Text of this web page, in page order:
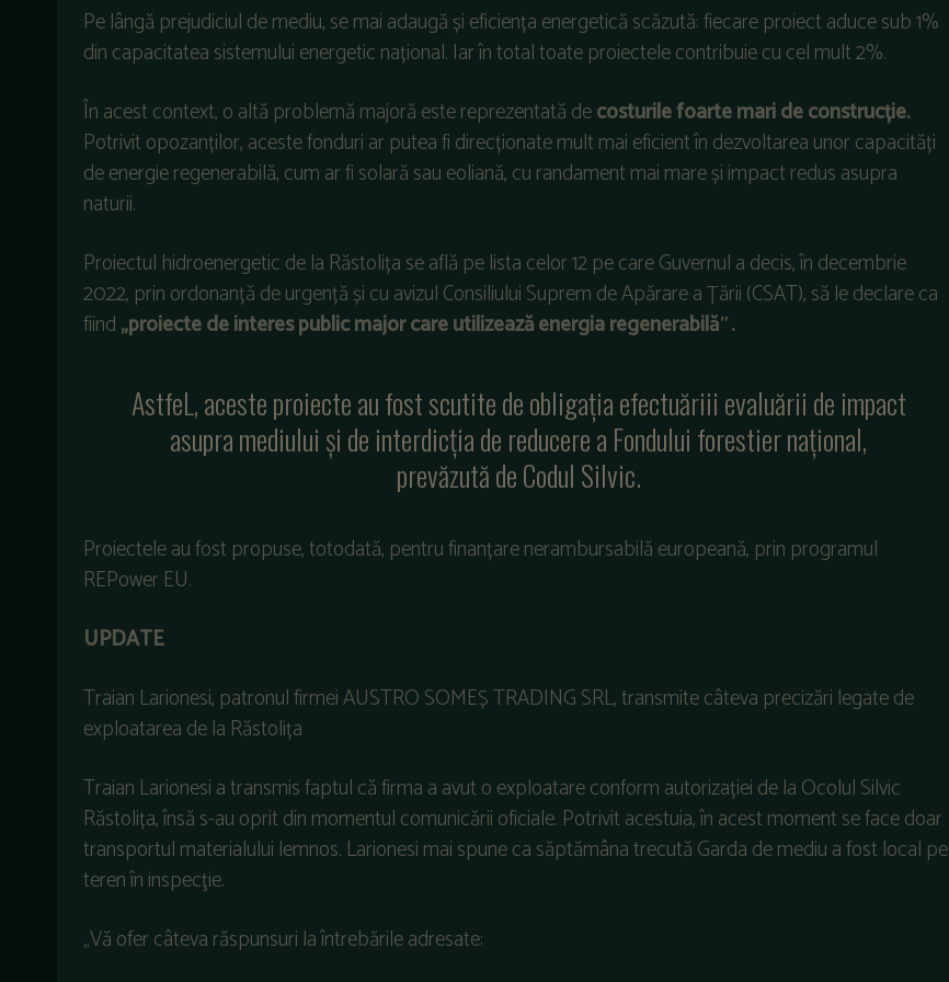
Pe lângă prejudiciul de mediu, se mai adaugă și eficiența energetică scăzută: fiecare proiect aduce sub 1%
din capacitatea sistemului energetic național. Iar în total toate proiectele contribuie cu cel mult 2%.
În acest context, o altă problemă majoră este reprezentată decosturile foarte mari de construcție.
Potrivit opozanților, aceste fonduri ar putea fi direcționate mult mai eficient în dezvoltarea unor capacități
de energie regenerabilă, cum ar fi solară sau eoliană, cu randament mai mare și impact redus asupra
naturii.
Proiectul hidroenergetic de la Răstolița se află pe lista celor 12 pe care Guvernul a decis, în decembrie
2022, prin ordonanță de urgență și cu avizul Consiliului Suprem de Apărare a Țării (CSAT), să le declare ca
fiind„proiecte de interes public major care utilizează energia regenerabilă″.
AstfeL, aceste proiecte au fost scutite de obligația efectuăriii evaluării de impact
asupra mediului și de interdicția de reducere a Fondului forestier național,
prevăzută de Codul Silvic.
Proiectele au fost propuse, totodată, pentru finanțare nerambursabilă europeană, prin programul
REPower EU.
UPDATE
Traian Larionesi, patronul firmei AUSTRO SOMEȘ TRADING SRL, transmite câteva precizări legate de
exploatarea de la Răstolița
Traian Larionesi a transmis faptul că firma a avut o exploatare conform autorizației de la Ocolul Silvic
Răstolița, însă s-au oprit din momentul comunicării oficiale. Potrivit acestuia, în acest moment se face doar
transportul materialului lemnos. Larionesi mai spune ca săptămâna trecută Garda de mediu a fost local pe
teren în inspecţie.
„Vă ofer câteva răspunsuri la întrebările adresate: